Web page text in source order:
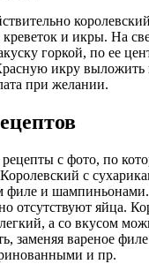
и икры. На
горкой, по ее
икру выложить
при желании.
с фото, по
с
филе и шампиньонами.
отсутствуют яйца.
а со вкусом
заменяя вареное
и пр.